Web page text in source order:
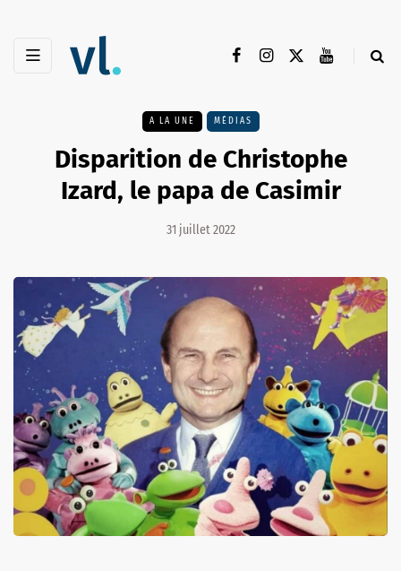
A LA UNE MÉDIAS
Disparition de Christophe
Izard, le papa de Casimir
31 juillet 2022